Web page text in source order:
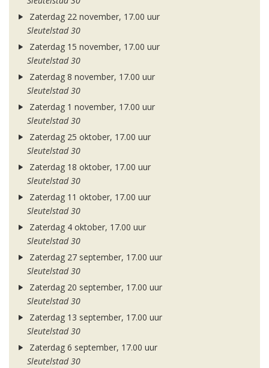
Zaterdag 22 november, 17.00 uur
Sleutelstad 30
Zaterdag 15 november, 17.00 uur
Sleutelstad 30
Zaterdag 8 november, 17.00 uur
Sleutelstad 30
Zaterdag 1 november, 17.00 uur
Sleutelstad 30
Zaterdag 25 oktober, 17.00 uur
Sleutelstad 30
Zaterdag 18 oktober, 17.00 uur
Sleutelstad 30
Zaterdag 11 oktober, 17.00 uur
Sleutelstad 30
Zaterdag 4 oktober, 17.00 uur
Sleutelstad 30
Zaterdag 27 september, 17.00 uur
Sleutelstad 30
Zaterdag 20 september, 17.00 uur
Sleutelstad 30
Zaterdag 13 september, 17.00 uur
Sleutelstad 30
Zaterdag 6 september, 17.00 uur
Sleutelstad 30